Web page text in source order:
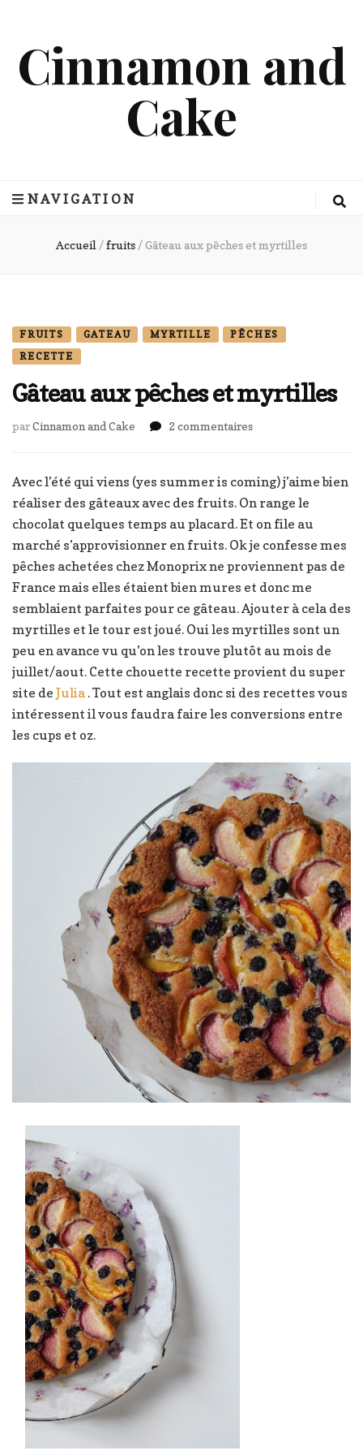
Cinnamon and
Cake
NAVIGATION
Accueil /fruits /Gâteau aux pêches et myrtilles
FRUITS GATEAU MYRTILLE
PÊCHES
RECETTE
Gâteau aux pêches et myrtilles
parCinnamon and Cake 2 commentairessur
pêches
myrtilles
Avec l’été qui viens (yes summer is coming) j’aime bien
réaliser des gâteaux avec des fruits. On range le
chocolat quelques temps au placard. Et on file au
marché s’approvisionner en fruits. Ok je confesse mes
pêches achetées chez Monoprix ne proviennent pas de
France mais elles étaient bien mures et donc me
semblaient parfaites pour ce gâteau. Ajouter à cela des
myrtilles et le tour est joué. Oui les myrtilles sont un
peu en avance vu qu’on les trouve plutôt au mois de
juillet/aout. Cette chouette recette provient du super
site de Julia . Tout est anglais donc si des recettes vous
intéressent il vous faudra faire les conversions entre
les cups et oz.